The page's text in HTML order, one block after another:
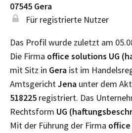
07545 Gera
Für registrierte Nutzer
Das Profil wurde zuletzt am
Die Firma office solutions UG
mit Sitz in Gera ist im
AmtsgerichtJena unter dem
518225 registriert. Das
Rechtsform UG
Mit der Führung der Firma office